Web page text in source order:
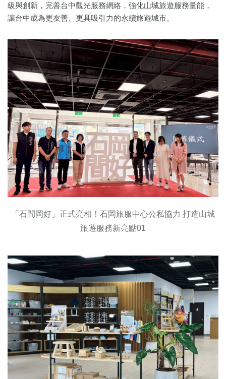
級與創新，完善台中觀光服務網絡，強化山城旅遊服務量能，
讓台中成為更友善、更具吸引力的永續旅遊城市。
「石間岡好」正式亮相！石岡旅服中心公私協力 打造山城
旅遊服務新亮點01